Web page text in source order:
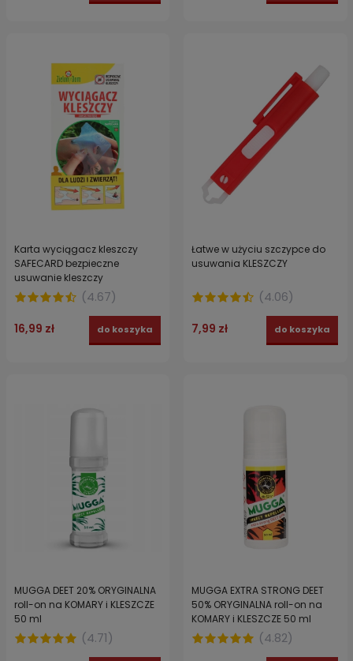
Karta wyciągacz kleszczy
SAFECARD bezpieczne
usuwanie kleszczy
(4.67)
16,99 zł do koszyka
Łatwe w użyciu szczypce do
usuwania KLESZCZY
(4.06)
7,99 zł do koszyka
MUGGA DEET 20% ORYGINALNA
roll-on na KOMARY i KLESZCZE
50 ml
(4.71)
MUGGA EXTRA STRONG DEET
50% ORYGINALNA roll-on na
KOMARY i KLESZCZE 50 ml
(4.82)